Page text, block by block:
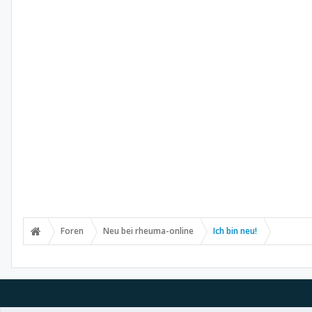
Foren Neu bei rheuma-online Ich bin neu!